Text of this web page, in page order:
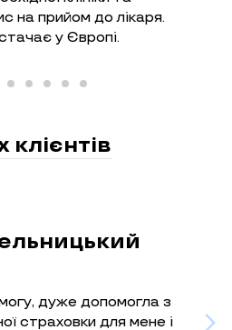
на прийом до лікаря.
у Європі.
клієнтів
дуже допомогла з
страховки для мене і